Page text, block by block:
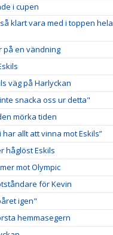
i cupen
klart vara med i toppen hela
på en vändning
väg på Harlyckan
snacka oss ur detta"
mörka tiden
har allt att vinna mot Eskils”
håglöst Eskils
mot Olympic
för Kevin
igen"
hemmasegern